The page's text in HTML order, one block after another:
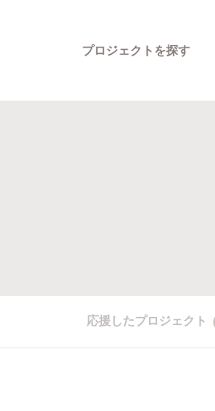
プロジェクトを探す
応援したプロジェクト